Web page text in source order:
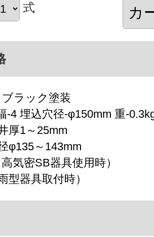
式
ラック塗装
-4 埋込穴径-φ150mm 重-
厚1～25mm
φ135～143mm
気密SB器具使用時）
型器具取付時）